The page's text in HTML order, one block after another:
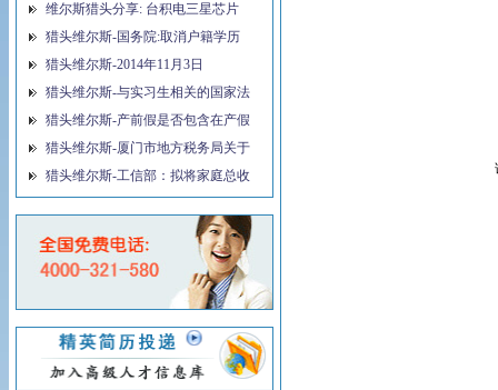
维尔斯猎头分享: 台积电三星芯片
猎头维尔斯-国务院:取消户籍学历
猎头维尔斯-2014年11月3日
猎头维尔斯-与实习生相关的国家法
猎头维尔斯-产前假是否包含在产假
猎头维尔斯-厦门市地方税务局关于
猎头维尔斯-工信部：拟将家庭总收